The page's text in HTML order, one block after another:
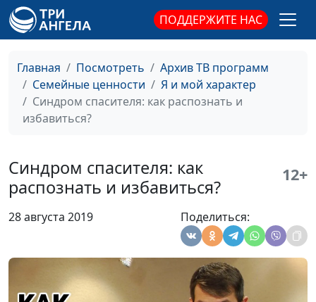
ПОДДЕРЖИТЕ НАС
Главная Посмотреть
Архив ТВ программ
Семейные ценности
Я и мой характер
Синдром спасителя: как распознать и
избавиться?
Синдром спасителя: как
распознать и избавиться?
12+
28 августа 2019 Поделиться:
консультант по
семейным отношениям
Как вести себя с
трудными людьми?
Юлия Синицына,
Александр Сахаров,
священнослужитель,
Трудные люди: ищем
общий язык
Юлия Синицына,
Александр Сахаров,
священнослужитель,
консультант по
семейным отношениям
Умение выстраивать
личностные границы
Юлия Синицына,
Александр Сахаров,
священнослужитель,
#212